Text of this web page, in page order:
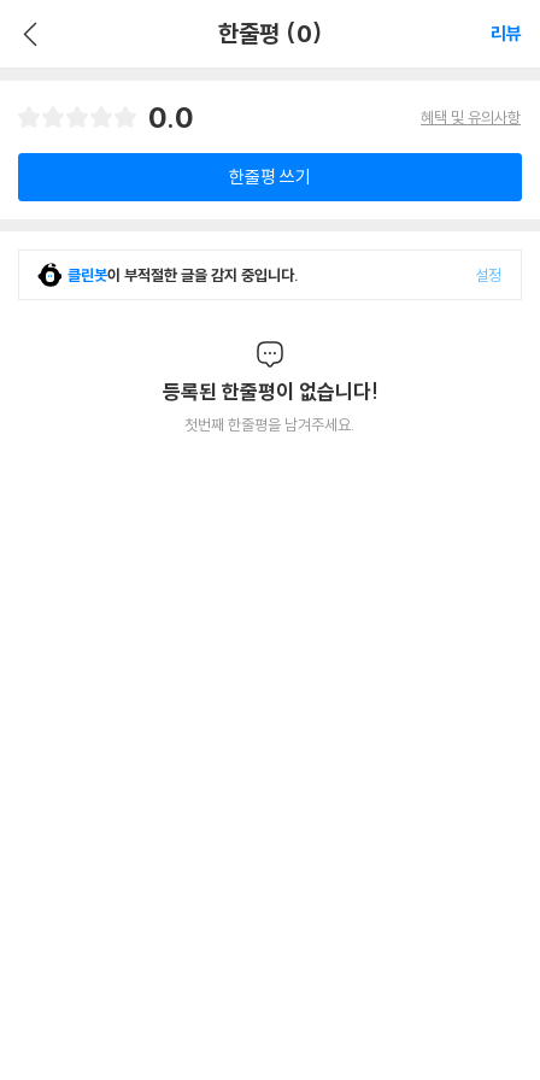
한줄평 (0) 리뷰
0.0 혜택 및 유의사항
한줄평 쓰기
클린봇이 부적절한 글을 감지 중입니다. 설정
등록된 한줄평이 없습니다!
첫번째 한줄평을 남겨주세요.